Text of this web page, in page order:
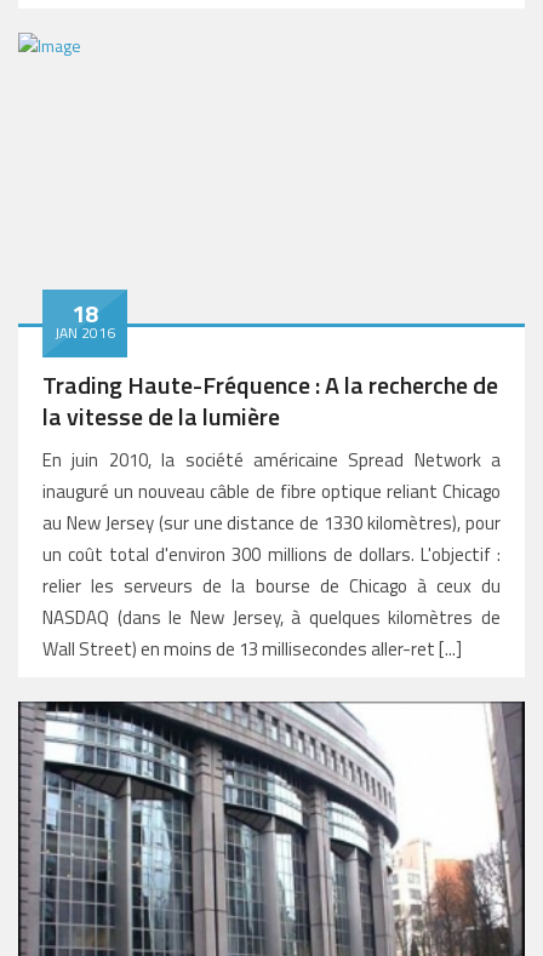
18
JAN 2016
Trading Haute-Fréquence : A la recherche de
la vitesse de la lumière
En juin 2010, la société américaine Spread Network a
inauguré un nouveau câble de fibre optique reliant Chicago
au New Jersey (sur une distance de 1330 kilomètres), pour
un coût total d'environ 300 millions de dollars. L'objectif :
relier les serveurs de la bourse de Chicago à ceux du
NASDAQ (dans le New Jersey, à quelques kilomètres de
Wall Street) en moins de 13 millisecondes aller-ret [...]